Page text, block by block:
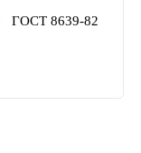
ГОСТ 8639-82